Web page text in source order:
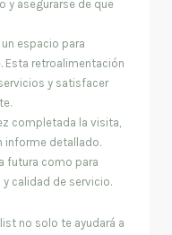
y asegurarse de que
un espacio para
Esta retroalimentación
y satisfacer
completada la visita,
informe detallado.
futura como para
calidad de servicio.
no solo te ayudará a